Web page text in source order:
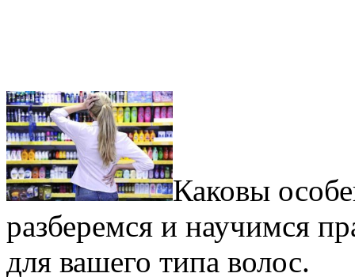
Каковы
разберемся и научимся
для вашего типа волос.